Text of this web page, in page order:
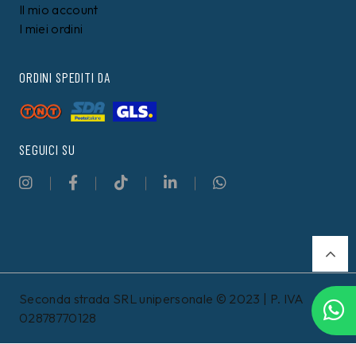
Il mio account
I miei ordini
ORDINI SPEDITI DA
SEGUICI SU
Seconda strada SRL unipersonale © 2023 | P. IVA
02878770128